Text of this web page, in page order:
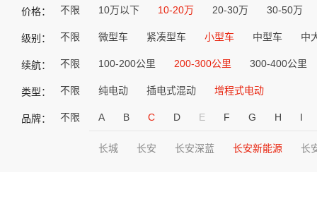
价格： 不限 10万以下 10-20万 20-30万 30-50万
级别： 不限 微型车 紧凑型车 小型车 中型车 中
续航： 不限 100-200公里 200-300公里 300-400公里
类型： 不限 纯电动 插电式混动 增程式电动
品牌： 不限 A B C D E F G H I
长城 长安 长安深蓝 长安新能源 长